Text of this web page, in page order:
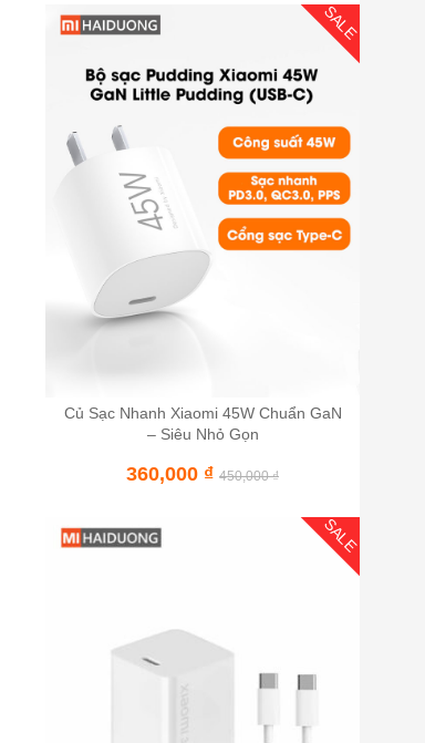
SALE
Củ Sạc Nhanh Xiaomi 45W Chuẩn GaN
– Siêu Nhỏ Gọn
360,000 ₫ 450,000₫
SALE